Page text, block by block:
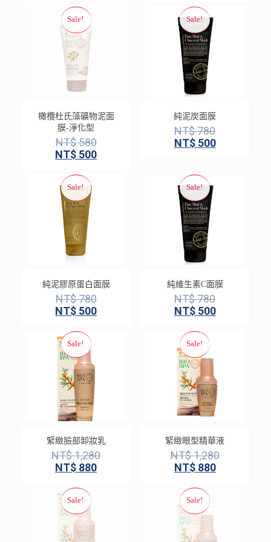
橄欖杜氏藻礦物泥面
膜-淨化型
NT$580
NT$ 500
純泥炭面膜
NT$780
NT$500
純泥膠原蛋白面膜
NT$780
NT$ 500
純維生素C面膜
NT$780
NT$500
緊緻臉部卸妝乳
NT$1,280
NT$ 880
緊緻眼型精華液
NT$1,280
NT$880